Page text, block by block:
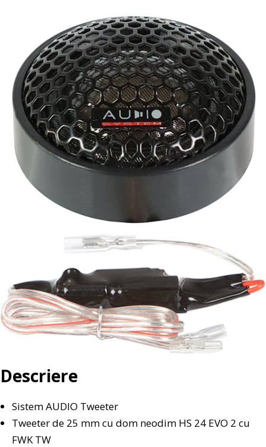
Descriere
Sistem AUDIO Tweeter
Tweeter de 25 mm cu dom neodim HS 24 EVO 2 cu
FWK TW